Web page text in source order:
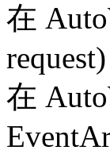
在
request)
在